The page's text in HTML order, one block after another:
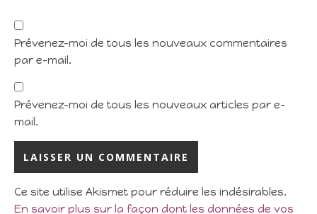
Prévenez-moi de tous les nouveaux commentaires
par e-mail.
Prévenez-moi de tous les nouveaux articles par e-
mail.
Ce site utilise Akismet pour réduire les indésirables.
En savoir plus sur la façon dont les données de vos